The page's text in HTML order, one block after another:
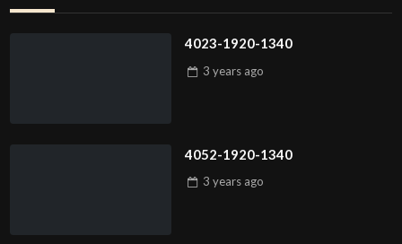
4023-1920-1340
3 years ago
4052-1920-1340
3 years ago